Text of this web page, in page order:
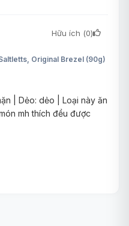
Hữu ích (0)
Original Brezel (90g)
| Dẻo: dẻo | Loại này ăn
mh thích đều được